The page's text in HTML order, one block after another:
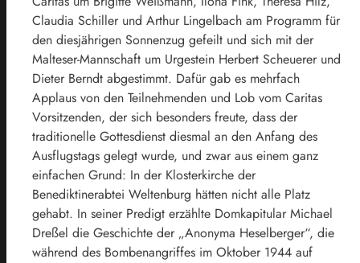
Claudia Schiller und Arthur Lingelbach am Programm für
den diesjährigen Sonnenzug gefeilt und sich mit der
Malteser-Mannschaft um Urgestein Herbert Scheuerer und
Dieter Berndt abgestimmt. Dafür gab es mehrfach
Applaus von den Teilnehmenden und Lob vom Caritas
Vorsitzenden, der sich besonders freute, dass der
traditionelle Gottesdienst diesmal an den Anfang des
Ausflugstags gelegt wurde, und zwar aus einem ganz
einfachen Grund: In der Klosterkirche der
Benediktinerabtei Weltenburg hätten nicht alle Platz
gehabt. In seiner Predigt erzählte Domkapitular Michael
Dreßel die Geschichte der „Anonyma Heselberger“, die
während des Bombenangriffes im Oktober 1944 auf